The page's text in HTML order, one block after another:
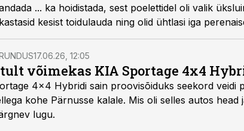
... ka hoidistada, sest poelettidel oli valik
kesist toidulauda ning olid ühtlasi iga
17.06.26, 12:05
võimekas KIA Sportage 4x4
4x4 Hybridi sain proovisõiduks seekord veidi
kohe Pärnusse kalale. Mis oli selles autos head
lugu.